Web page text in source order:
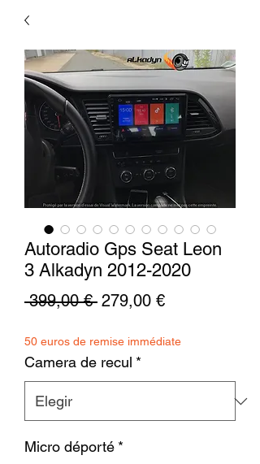
Autoradio Gps Seat Leon
3 Alkadyn 2012-2020
399,00 € Precio
279,00 €Precio
50 euros de remise immédiate
Camera de recul *
Micro déporté *